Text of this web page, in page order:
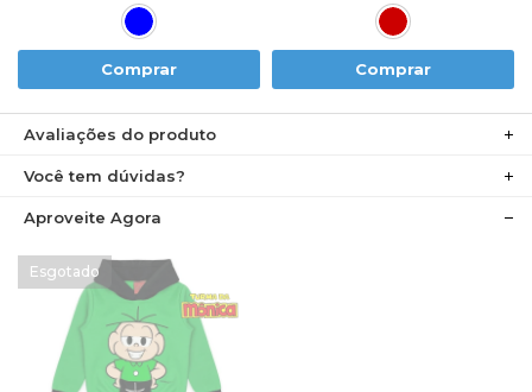
Comprar Comprar
Avaliações do produto
Você tem dúvidas?
Aproveite Agora